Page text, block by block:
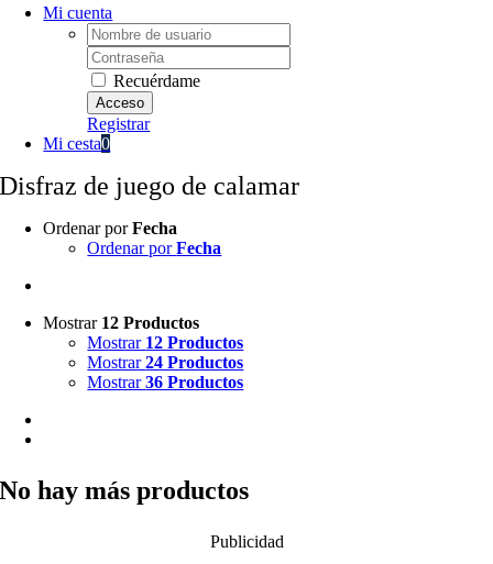
Mi cuenta
Username:
Password:
Recuérdame
Registrar
Mi cesta0
Disfraz de juego de calamar
Ordenar porFecha
Ordenar porFecha
Mostrar 12 Productos
Mostrar 12 Productos
Mostrar24 Productos
Mostrar36 Productos
No hay más productos
Publicidad